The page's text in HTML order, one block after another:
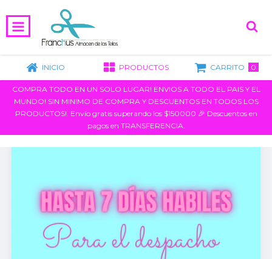
INICIO PRODUCTOS CARRITO 0
COMPRA TODO EN UN SOLO LUGAR! ENVIOS A TODO EL PAIS Y EL
MUNDO! SIN MINIMO DE COMPRA Y DESCUENTOS EN TODOS LOS
PRODUCTOS!. Envío gratis superando los $150000 🎉 Descuentos en
pagos en TRANSFERENCIA.